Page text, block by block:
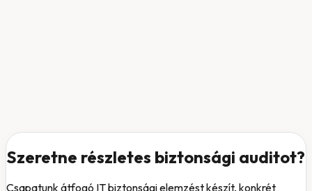
Szeretne részletes biztonsági auditot?
Csapatunk átfogó IT biztonsági elemzést készít, konkrét